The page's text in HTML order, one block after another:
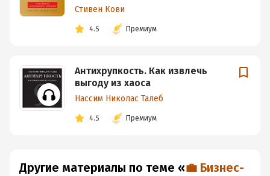
Стивен Кови
4.5 Премиум
Антихрупкость. Как извлечь
выгоду из хаоса
Нассим Николас Талеб
4.5 Премиум
Другие материалы по теме «💼 Бизнес-